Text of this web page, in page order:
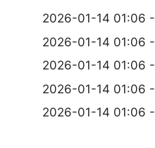
2026-01-14 01:06 -
2026-01-14 01:06 -
2026-01-14 01:06 -
2026-01-14 01:06 -
2026-01-14 01:06 -